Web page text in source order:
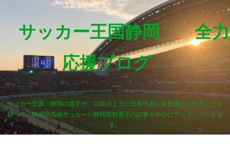
サッカー王国静岡 全力
応援ブログ
サッカー王国・静岡の選手が、以前のように日本代表に多数選出されることを
願って、静岡県高校サッカーや静岡県勢選手の記事を中心にアップしていきま
す。